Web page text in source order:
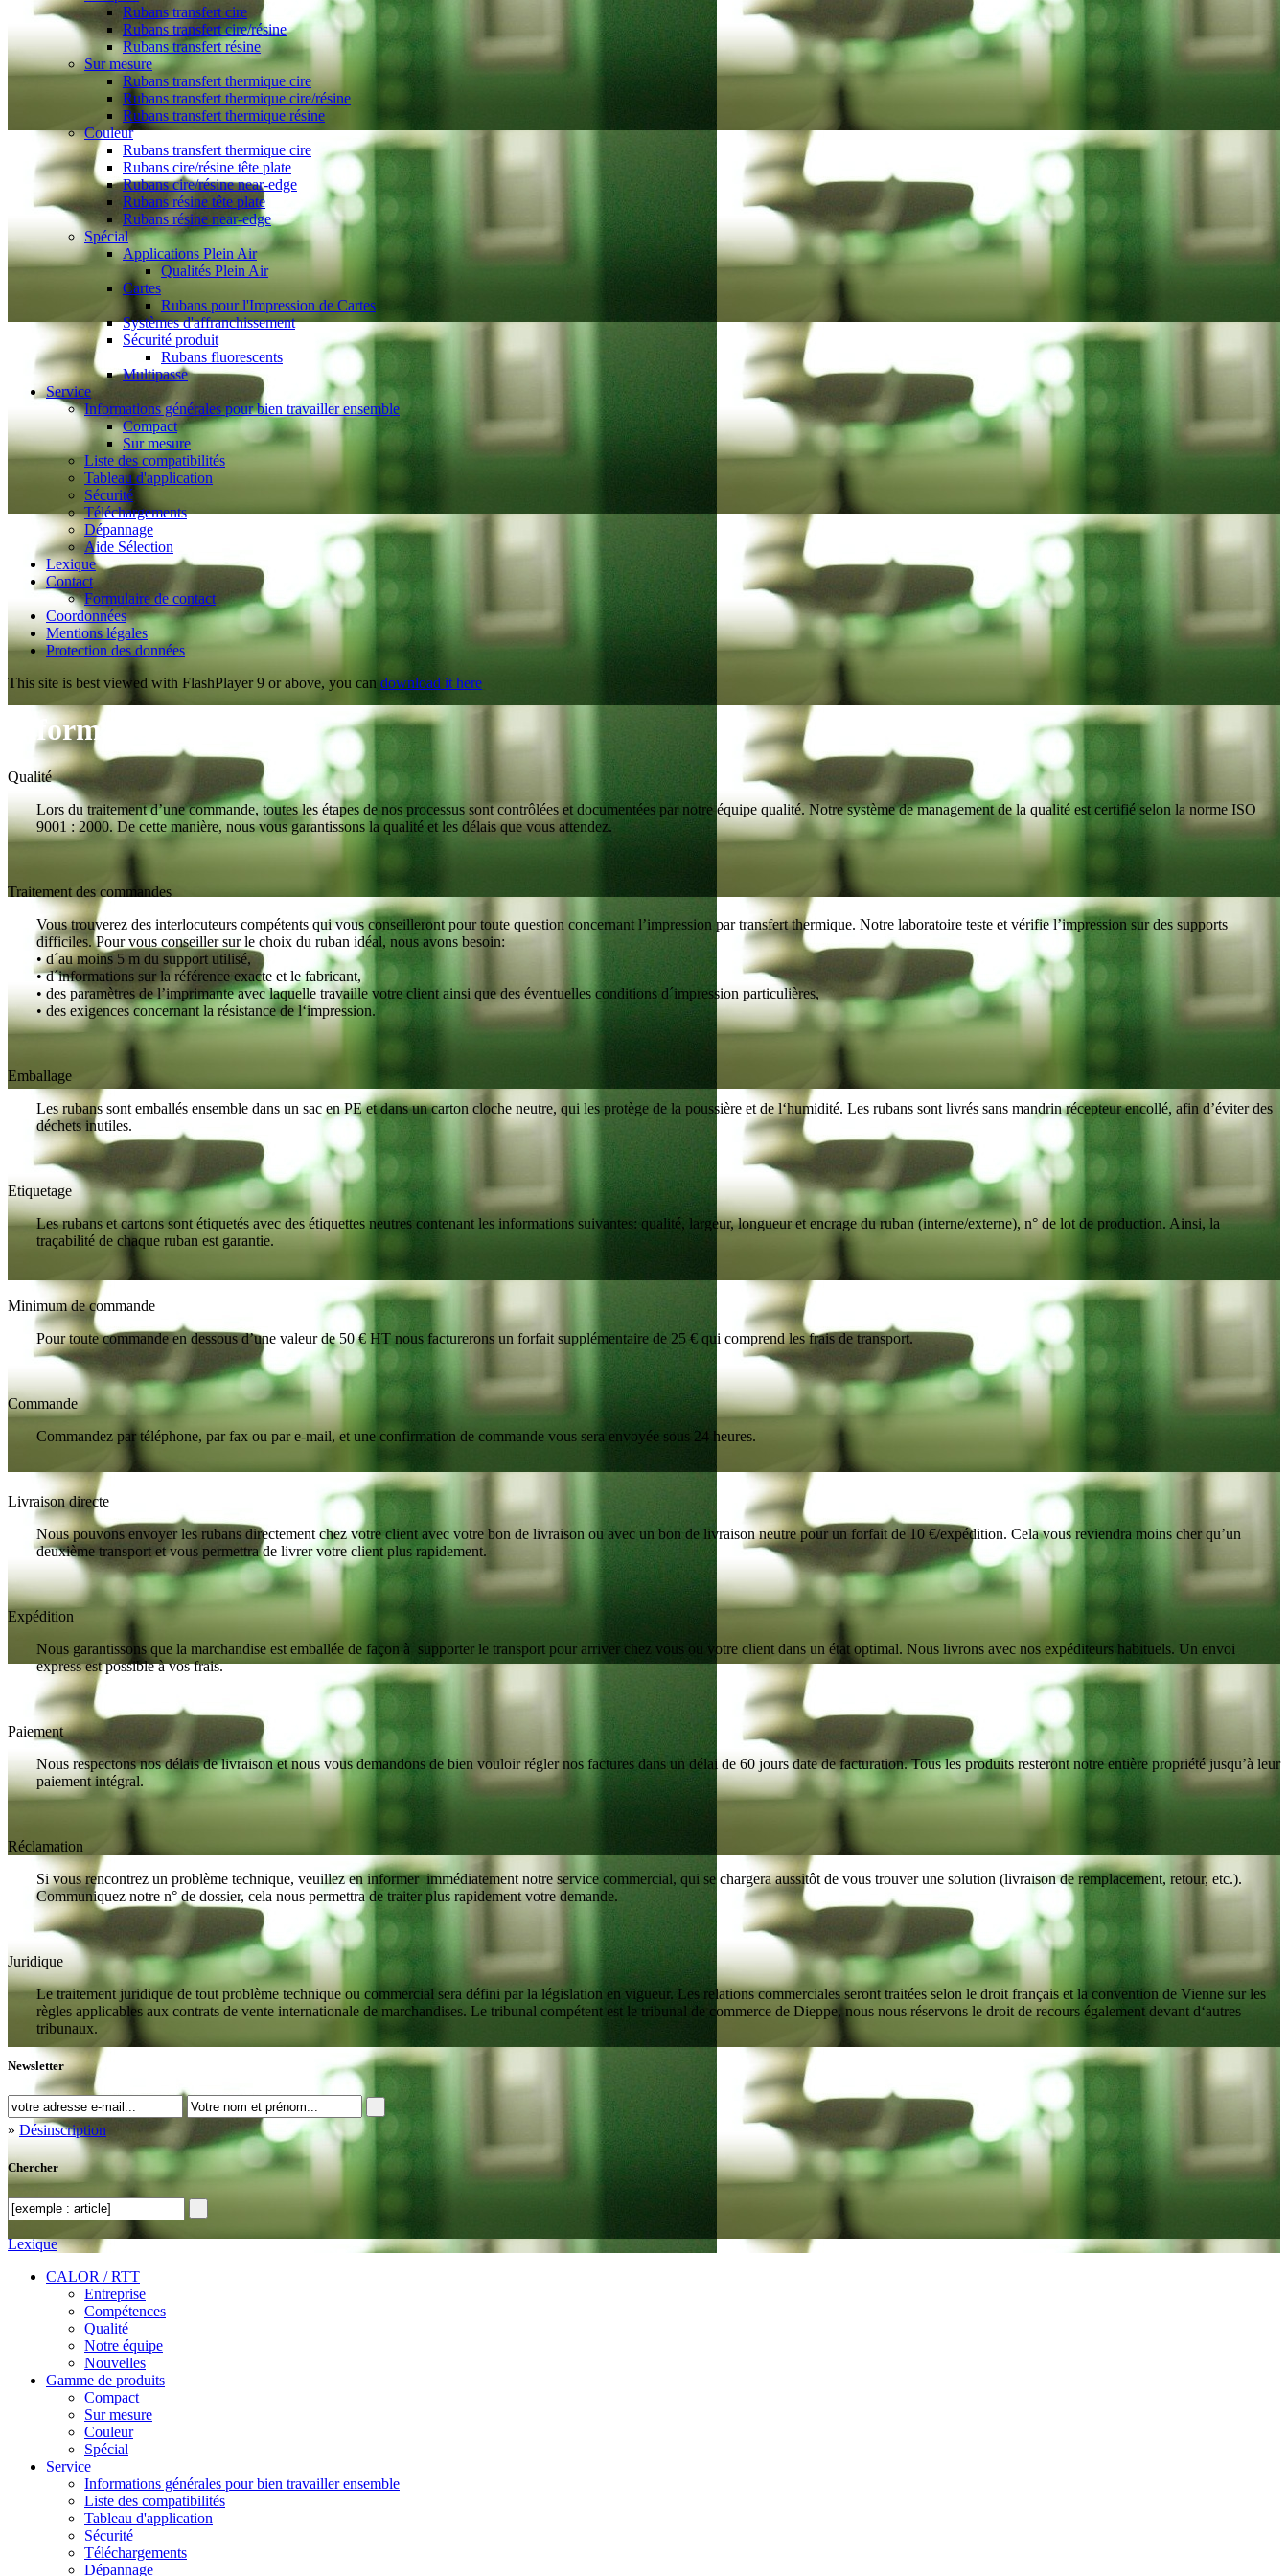
Rubans transfert cire
Rubans transfert cire/résine
Rubans transfert résine
Sur mesure
Rubans transfert thermique cire
Rubans transfert thermique cire/résine
Rubans transfert thermique résine
Couleur
Rubans transfert thermique cire
Rubans cire/résine tête plate
Rubans cire/résine near-edge
Rubans résine tête plate
Rubans résine near-edge
Spécial
Applications Plein Air
Qualités Plein Air
Cartes
Rubans pour l'Impression de Cartes
Systèmes d'affranchissement
Sécurité produit
Rubans fluorescents
Multipasse
Service
Informations générales pour bien travailler ensemble
Compact
Sur mesure
Liste des compatibilités
Tableau d'application
Sécurité
Téléchargements
Dépannage
Aide Sélection
Lexique
Contact
Formulaire de contact
Coordonnées
Mentions légales
Protection des données
This site is best viewed with FlashPlayer 9 or above, you can download it here
Informations générales
Qualité
Lors du traitement d’une commande, toutes les étapes de nos processus sont contrôlées et documentées par notre équipe qualité. Notre système de management de la qualité est certifié selon la norme ISO
9001 : 2000. De cette manière, nous vous garantissons la qualité et les délais que vous attendez.
Traitement des commandes
Vous trouverez des interlocuteurs compétents qui vous conseilleront pour toute question concernant l’impression par transfert thermique. Notre laboratoire teste et vérifie l’impression sur des supports
difficiles. Pour vous conseiller sur le choix du ruban idéal, nous avons besoin:
• d´au moins 5 m du support utilisé,
• d´informations sur la référence exacte et le fabricant,
• des paramètres de l’imprimante avec laquelle travaille votre client ainsi que des éventuelles conditions d´impression particulières,
• des exigences concernant la résistance de l‘impression.
Emballage
Les rubans sont emballés ensemble dans un sac en PE et dans un carton cloche neutre, qui les protège de la poussière et de l‘humidité. Les rubans sont livrés sans mandrin récepteur encollé, afin d’éviter des
déchets inutiles.
Etiquetage
Les rubans et cartons sont étiquetés avec des étiquettes neutres contenant les informations suivantes: qualité, largeur, longueur et encrage du ruban (interne/externe), n° de lot de production. Ainsi, la
traçabilité de chaque ruban est garantie.
Minimum de commande
Pour toute commande en dessous d’une valeur de 50 € HT nous facturerons un forfait supplémentaire de 25 € qui comprend les frais de transport.
Commande
Commandez par téléphone, par fax ou par e-mail, et une confirmation de commande vous sera envoyée sous 24 heures.
Livraison directe
Nous pouvons envoyer les rubans directement chez votre client avec votre bon de livraison ou avec un bon de livraison neutre pour un forfait de 10 €/expédition. Cela vous reviendra moins cher qu’un
deuxième transport et vous permettra de livrer votre client plus rapidement.
Expédition
Nous garantissons que la marchandise est emballée de façon à supporter le transport pour arriver chez vous ou votre client dans un état optimal. Nous livrons avec nos expéditeurs habituels. Un envoi
express est possible à vos frais.
Paiement
Nous respectons nos délais de livraison et nous vous demandons de bien vouloir régler nos factures dans un délai de 60 jours date de facturation. Tous les produits resteront notre entière propriété jusqu’à leur
paiement intégral.
Réclamation
Si vous rencontrez un problème technique, veuillez en informer immédiatement notre service commercial, qui se chargera aussitôt de vous trouver une solution (livraison de remplacement, retour, etc.).
Communiquez notre n° de dossier, cela nous permettra de traiter plus rapidement votre demande.
Juridique
Le traitement juridique de tout problème technique ou commercial sera défini par la législation en vigueur. Les relations commerciales seront traitées selon le droit français et la convention de Vienne sur les
règles applicables aux contrats de vente internationale de marchandises. Le tribunal compétent est le tribunal de commerce de Dieppe, nous nous réservons le droit de recours également devant d‘autres
tribunaux.
Newsletter
» Désinscription
Chercher
Lexique
CALOR / RTT
Entreprise
Compétences
Qualité
Notre équipe
Nouvelles
Gamme de produits
Compact
Sur mesure
Couleur
Spécial
Service
Informations générales pour bien travailler ensemble
Liste des compatibilités
Tableau d'application
Sécurité
Téléchargements
Dépannage